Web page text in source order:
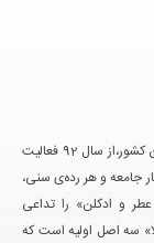
تکین مد یکی از بزرگ‌ترین فروشگاه‌های اینترنتی عطر و ادکلن کشور،از سال 92 فعالیت
جامعه و هر رده‌ی سنی،
و ادکلن» را تداعی
سه اصل اولیه است که